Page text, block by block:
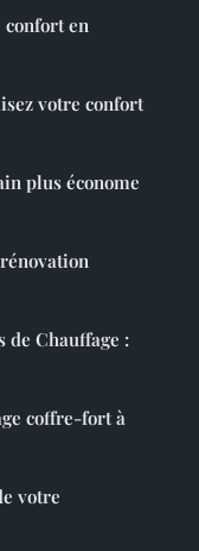
en
votre confort
plus économe
de Chauffage :
coffre-fort à
votre